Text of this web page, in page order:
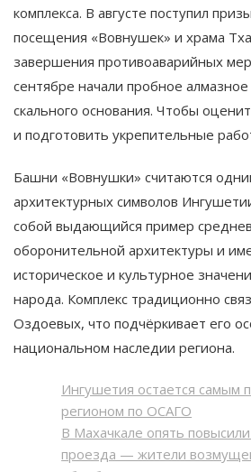
комплекса. В августе поступил
посещения «Вовнушек» и храма
завершения противоаварийных
сентябре начали пробное
скального основания. Чтобы
и подготовить укрепительные
Башни «Вовнушки» считаются
архитектурных символов
собой выдающийся пример
оборонительной архитектуры и
историческое и культурное
народа. Комплекс традиционно
Оздоевых, что подчёркивает его
национальном наследии региона.
Ингушетия остается самым
регионом по ОСАГО
В Махачкале опять
проезда — жители